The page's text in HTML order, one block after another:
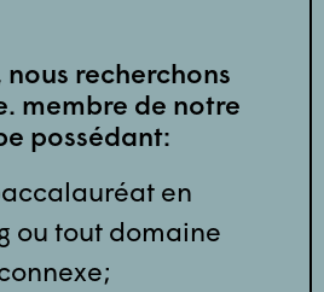
nous recherchons
membre de notre
possédant:
en
ou tout domaine